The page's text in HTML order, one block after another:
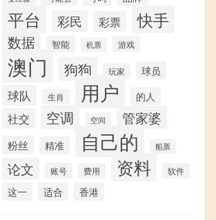
平台 彩民 彩票 快手
数据 智能 机票 游戏
澳门 狗狗 玩家 球员
球队 生肖 用户 的人
社交 空调 空间 管家婆
粉丝 精准 自己的 船票
论文 账号 费用 资料 软件
这一 适合 香港